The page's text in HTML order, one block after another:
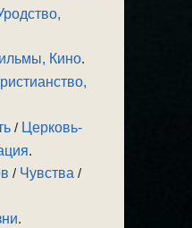
Кино.
/ Церковь-
.
/ Чувства /
.